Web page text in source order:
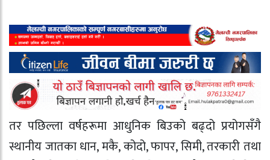
तर पछिल्ला वर्षहरूमा आधुनिक बिउको बढ्दो प्रयोगसँगै
स्थानीय जातका धान, मकै, कोदो, फापर, सिमी, तरकारी तथा